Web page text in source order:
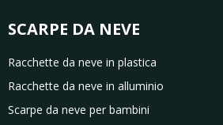
SCARPE DA NEVE
Racchette da neve in plastica
Racchette da neve in alluminio
Scarpe da neve per bambini